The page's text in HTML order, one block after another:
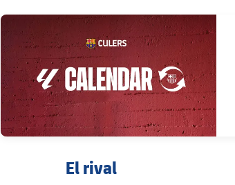
FC Barcelona club badge
El rival